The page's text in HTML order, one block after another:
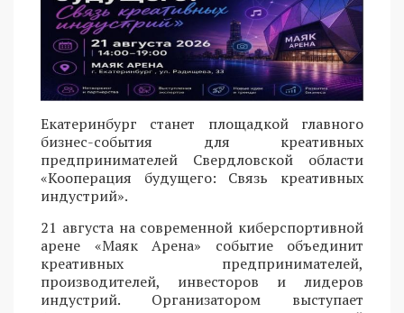
Екатеринбург станет площадкой главного
бизнес-события для креативных
предпринимателей Свердловской области
«Кооперация будущего: Связь креативных
индустрий».
21 августа на современной киберспортивной
арене «Маяк Арена» событие объединит
креативных предпринимателей,
производителей, инвесторов и лидеров
индустрий. Организатором выступает